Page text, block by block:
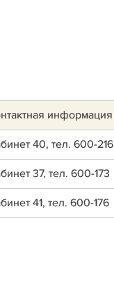
информация
40, тел. 600-216
37, тел. 600-173
41, тел. 600-176